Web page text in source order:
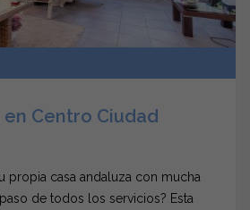
en Centro Ciudad
propia casa andaluza con mucha
de todos los servicios? Esta